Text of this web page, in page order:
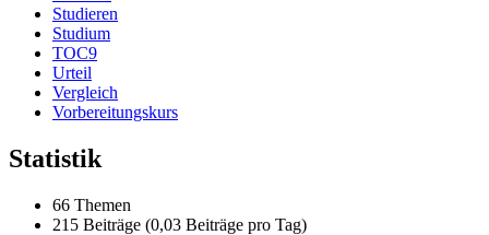
Studieren
Studium
TOC9
Urteil
Vergleich
Vorbereitungskurs
Statistik
66 Themen
215 Beiträge (0,03 Beiträge pro Tag)